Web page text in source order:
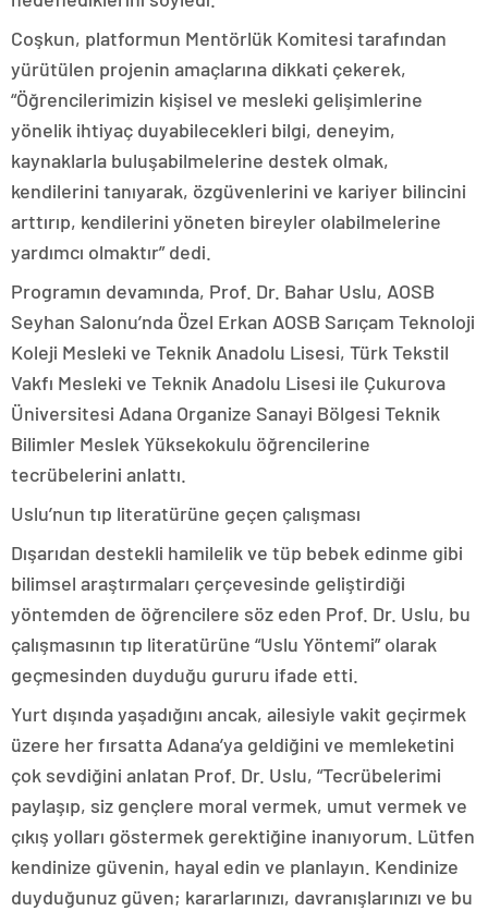
Coşkun, platformun Mentörlük Komitesi tarafından
yürütülen projenin amaçlarına dikkati çekerek,
“Öğrencilerimizin kişisel ve mesleki gelişimlerine
yönelik ihtiyaç duyabilecekleri bilgi, deneyim,
kaynaklarla buluşabilmelerine destek olmak,
kendilerini tanıyarak, özgüvenlerini ve kariyer bilincini
arttırıp, kendilerini yöneten bireyler olabilmelerine
yardımcı olmaktır” dedi.
Programın devamında, Prof. Dr. Bahar Uslu, AOSB
Seyhan Salonu’nda Özel Erkan AOSB Sarıçam Teknoloji
Koleji Mesleki ve Teknik Anadolu Lisesi, Türk Tekstil
Vakfı Mesleki ve Teknik Anadolu Lisesi ile Çukurova
Üniversitesi Adana Organize Sanayi Bölgesi Teknik
Bilimler Meslek Yüksekokulu öğrencilerine
tecrübelerini anlattı.
Uslu’nun tıp literatürüne geçen çalışması
Dışarıdan destekli hamilelik ve tüp bebek edinme gibi
bilimsel araştırmaları çerçevesinde geliştirdiği
yöntemden de öğrencilere söz eden Prof. Dr. Uslu, bu
çalışmasının tıp literatürüne “Uslu Yöntemi” olarak
geçmesinden duyduğu gururu ifade etti.
Yurt dışında yaşadığını ancak, ailesiyle vakit geçirmek
üzere her fırsatta Adana’ya geldiğini ve memleketini
çok sevdiğini anlatan Prof. Dr. Uslu, “Tecrübelerimi
paylaşıp, siz gençlere moral vermek, umut vermek ve
çıkış yolları göstermek gerektiğine inanıyorum. Lütfen
kendinize güvenin, hayal edin ve planlayın. Kendinize
duyduğunuz güven; kararlarınızı, davranışlarınızı ve bu